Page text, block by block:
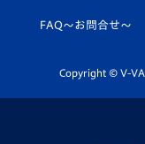
平和祈念活動
ホームタウン活動
スクール
FAQ〜お問合せ〜
Copyright © V-